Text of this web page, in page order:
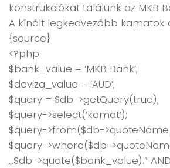
konstrukciókat találunk az MKB
A kínált legkedvezőbb kamatok
{source}
<?php
$bank_value = ‘MKB Bank’;
$deviza_value = ‘AUD’;
$query = $db->getQuery(true);
$query->select(‘kamat’);
$query->from($db-
$query->where($db-
„.$db->quote($bank_value).”